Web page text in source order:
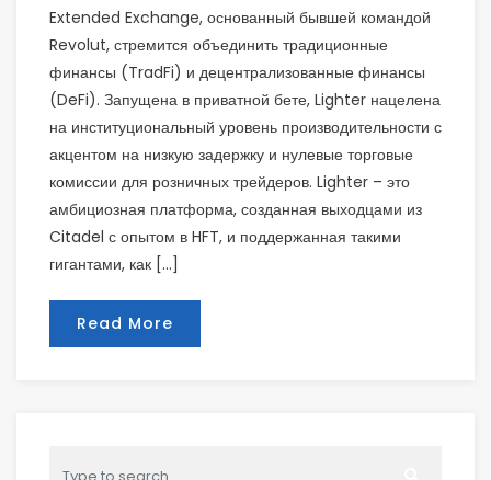
Extended Exchange, основанный бывшей командой
Revolut, стремится объединить традиционные
финансы (TradFi) и децентрализованные финансы
(DeFi). Запущена в приватной бете, Lighter нацелена
на институциональный уровень производительности с
акцентом на низкую задержку и нулевые торговые
комиссии для розничных трейдеров. Lighter – это
амбициозная платформа, созданная выходцами из
Citadel с опытом в HFT, и поддержанная такими
гигантами, как […]
Read More